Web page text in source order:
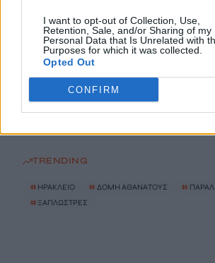
I want to opt-out of Collection, Use,
Retention, Sale, and/or Sharing of my
Personal Data that Is Unrelated with
Purposes for which it was collected.
Opted Out
CONFIRM
Η «Ειρήνη» του Αριστοφάνη στην Παιδική
Βιβλιοθήκη Δημοτικού Κήπου
5 Αυγούστου, 2026
Εκδήλωση Τιμής και Μνήμης για τον
TRENDING
# ΗΡΑΚΛΕΙΟ # ΔΟΜΗ ΑΘΑΝΑΤΟΥΣ #
# ΞΑΠΛΩΣΤΡΕΣ